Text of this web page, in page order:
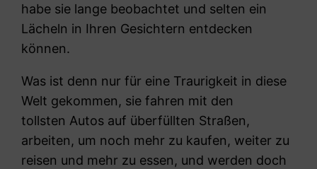
habe sie lange beobachtet und selten ein
Lächeln in Ihren Gesichtern entdecken
können.
Was ist denn nur für eine Traurigkeit in diese
Welt gekommen, sie fahren mit den
tollsten Autos auf überfüllten Straßen,
arbeiten, um noch mehr zu kaufen, weiter zu
reisen und mehr zu essen, und werden doch